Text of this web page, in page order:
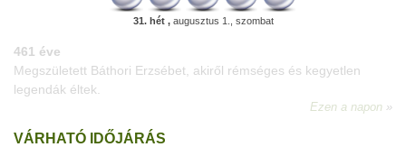
31. hét ,augusztus 1., szombat
196 éve
Megszületett Kondor Gusztáv csillagász, matematikus, egyetemi
tanár, akadémikus.
Ezen a napon
VÁRHATÓ IDŐJÁRÁS